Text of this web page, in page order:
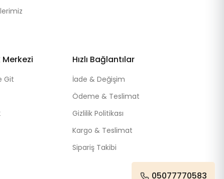
Git
Hızlı Bağlantılar
İade & Değişim
Ödeme & Teslimat
Gizlilik Politikası
Kargo & Teslimat
Sipariş Takibi
05077770583